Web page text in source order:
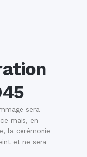
sera
mais, en
la cérémonie
et ne sera